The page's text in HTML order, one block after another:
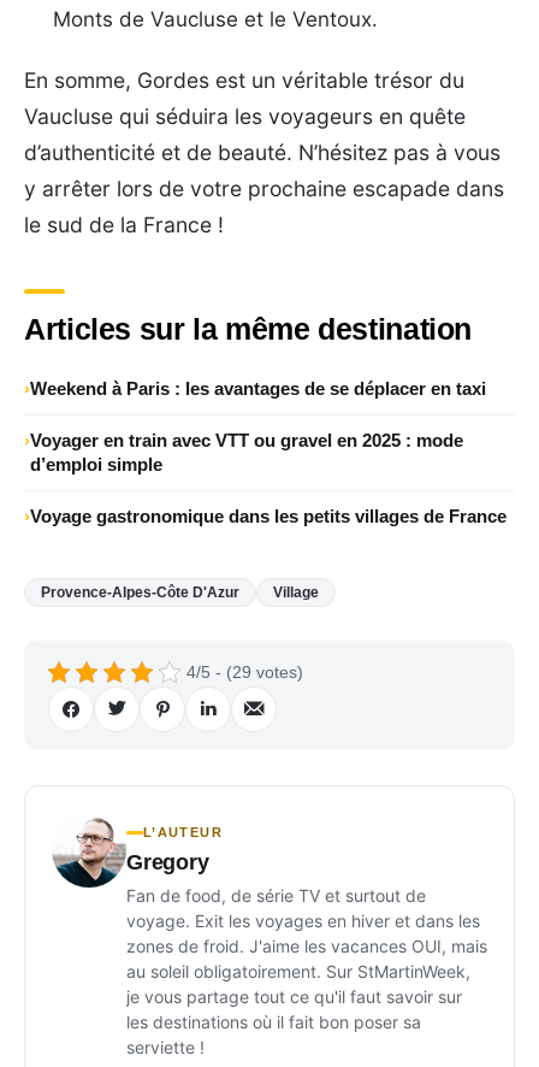
Monts de Vaucluse et le Ventoux.
En somme, Gordes est un véritable trésor du
Vaucluse qui séduira les voyageurs en quête
d’authenticité et de beauté. N’hésitez pas à vous
y arrêter lors de votre prochaine escapade dans
le sud de la France !
Articles sur la même destination
Weekend à Paris : les avantages de se déplacer en taxi
Voyager en train avec VTT ou gravel en 2025 : mode
d’emploi simple
Voyage gastronomique dans les petits villages de France
Provence-Alpes-Côte D'Azur Village
4/5 - (29 votes)
L’AUTEUR
Gregory
Fan de food, de série TV et surtout de
voyage. Exit les voyages en hiver et dans les
zones de froid. J'aime les vacances OUI, mais
au soleil obligatoirement. Sur StMartinWeek,
je vous partage tout ce qu'il faut savoir sur
les destinations où il fait bon poser sa
serviette !